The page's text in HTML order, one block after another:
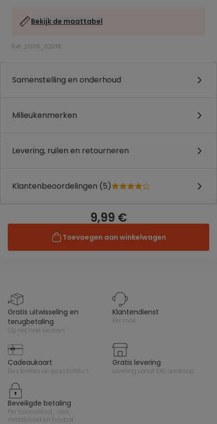
Bekijk de maattabel
Ref. 21306_02018
Samenstelling en onderhoud
Milieukenmerken
Levering, ruilen en retourneren
Klantenbeoordelingen (5)
9,99 €
Toevoegen aan winkelwagen
gratis uitwisseling en
terugbetaling
op het hele seizoen
klantendienst
per mail
cadeaukaart
des tonnes de possibilités !
gratis levering
levering vanaf 10€ aankoop
beveiligde betaling
per bancontact , visa ,
mastercard en paypal